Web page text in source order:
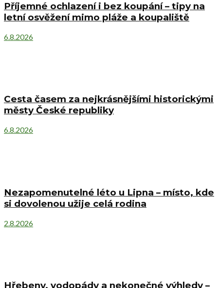
Příjemné ochlazení i bez koupání – tipy na
letní osvěžení mimo pláže a koupaliště
6.8.2026
Cesta časem za nejkrásnějšími historickými
městy České republiky
6.8.2026
Nezapomenutelné léto u Lipna – místo, kde
si dovolenou užije celá rodina
2.8.2026
Hřebeny, vodopády a nekonečné výhledy –